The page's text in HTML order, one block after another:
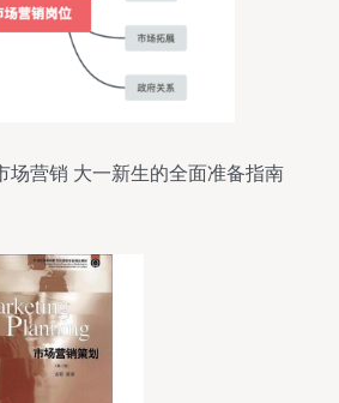
场营销 大一新生的全面准备指南